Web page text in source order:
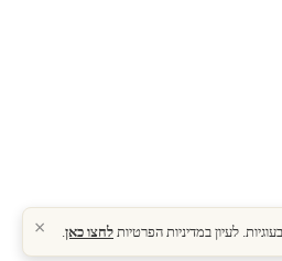
× לעיון במדיניות הפרטיות לחצו כאן.